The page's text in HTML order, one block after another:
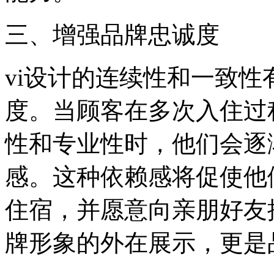
三、增强品牌忠诚度
vi设计的连续性和一致性
度。当顾客在多次入住
性和专业性时，他们会
感。这种依赖感将促使
住宿，并愿意向亲朋好
牌形象的外在展示，更